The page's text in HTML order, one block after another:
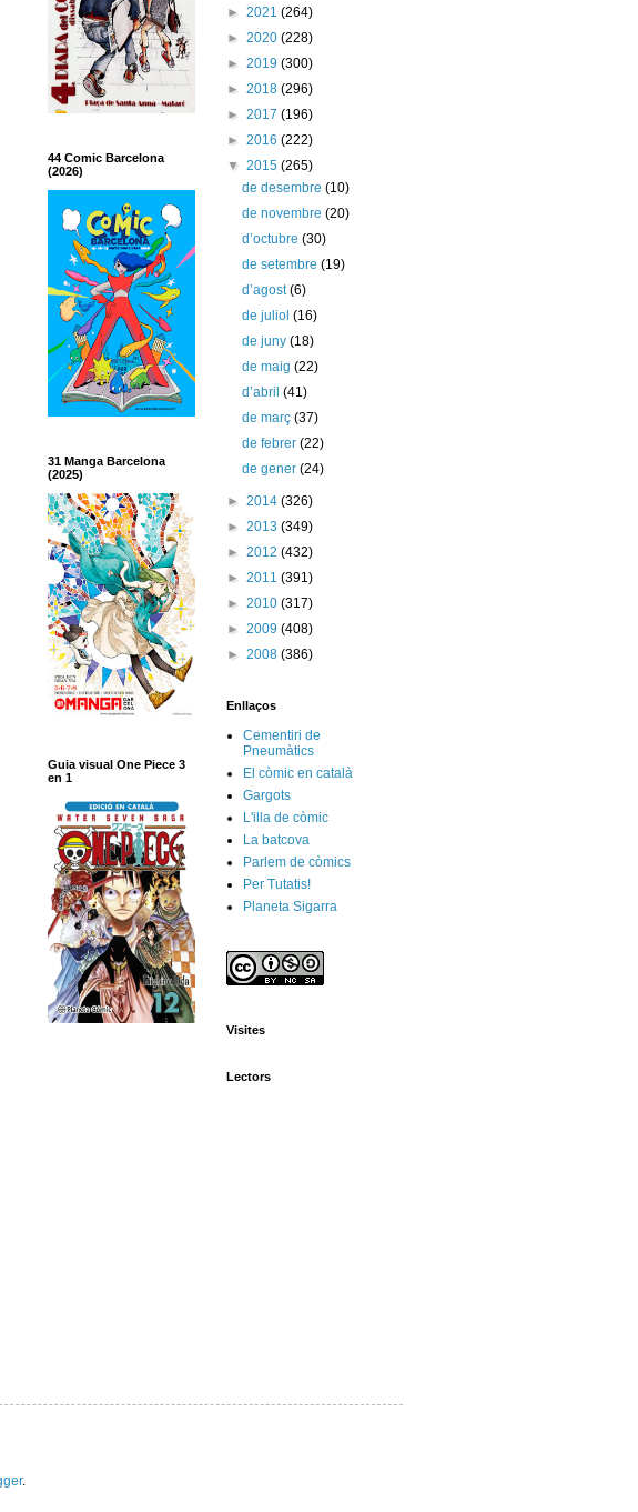
44 Comic Barcelona
(2026)
31 Manga Barcelona
(2025)
Guia visual One Piece 3
en 1
► 2021 (264)
► 2020 (228)
► 2019 (300)
► 2018 (296)
► 2017 (196)
► 2016 (222)
▼ 2015 (265)
de desembre(10)
de novembre(20)
d’octubre(30)
de setembre(19)
d’agost(6)
de juliol(16)
de juny(18)
de maig(22)
d’abril(41)
de març(37)
de febrer(22)
de gener(24)
► 2014 (326)
► 2013 (349)
► 2012 (432)
► 2011 (391)
► 2010 (317)
► 2009 (408)
► 2008 (386)
Enllaços
Cementiri de
Pneumàtics
El còmic en català
Gargots
L'illa de còmic
La batcova
Parlem de còmics
Per Tutatis!
Planeta Sigarra
Visites
Lectors
.